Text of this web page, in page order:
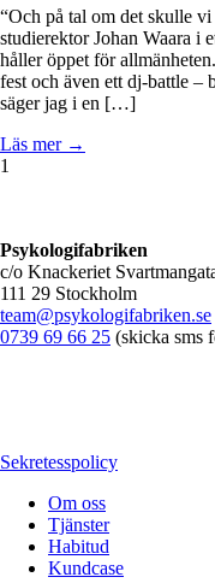
“Och på tal om det skulle
studierektor Johan Waara i
håller öppet för
fest och även ett dj-battle –
säger jag i en […]
Läs mer →
1
Psykologifabriken
c/o Knackeriet
111 29 Stockholm
team@psykologifabriken.se
0739 69 66 25 (skicka sms
Sekretesspolicy
Om oss
Tjänster
Habitud
Kundcase